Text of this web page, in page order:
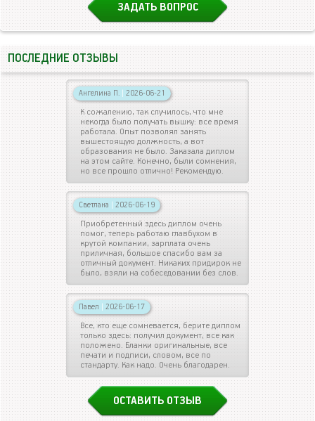
ЗАДАТЬ ВОПРОС
ПОСЛЕДНИЕ ОТЗЫВЫ
Ангелина П. | 2026-06-21
К сожалению, так случилось, что мне
некогда было получать вышку: все время
работала. Опыт позволял занять
вышестоящую должность, а вот
образования не было. Заказала диплом
на этом сайте. Конечно, были сомнения,
но все прошло отлично! Рекомендую.
Светлана | 2026-06-19
Приобретенный здесь диплом очень
помог, теперь работаю главбухом в
крутой компании, зарплата очень
приличная, большое спасибо вам за
отличный документ. Никаких придирок не
было, взяли на собеседовании без слов.
Павел | 2026-06-17
Все, кто еще сомневается, берите диплом
только здесь: получил документ, все как
положено. Бланки оригинальные, все
печати и подписи, словом, все по
стандарту. Как надо. Очень благодарен.
ОСТАВИТЬ ОТЗЫВ